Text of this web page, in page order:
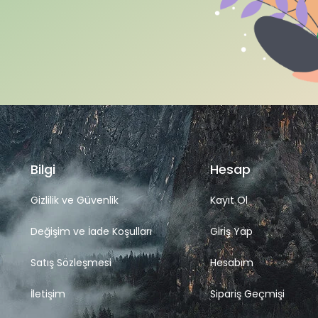
Bilgi
Gizlilik ve Güvenlik
Değişim ve İade Koşulları
Satış Sözleşmesi
İletişim
Hesap
Kayıt Ol
Giriş Yap
Hesabım
Sipariş Geçmişi